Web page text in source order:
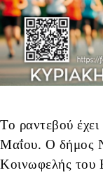
Το ραντεβού έχει
Μαΐου. Ο δήμος
Κοινωφελής του